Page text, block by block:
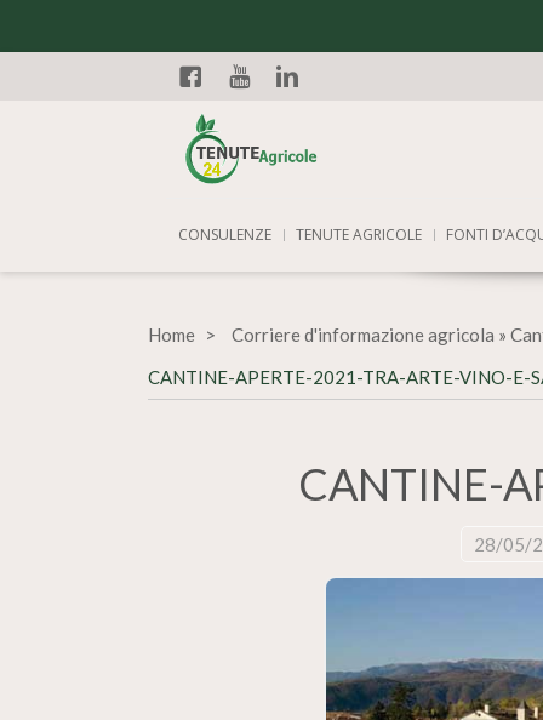
Facebook
CONSULENZE TENUTE AGRICOLE FONTI
Home Corriere d'informazione agricola »
CANTINE-APERTE-2021-TRA-ARTE-VINO-E-
CANTINE-
28/05/